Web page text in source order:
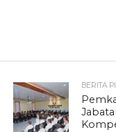
BERITA